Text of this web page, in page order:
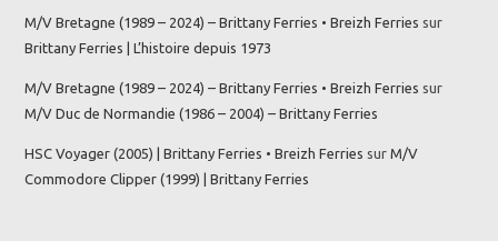
M/V Bretagne (1989 – 2024) – Brittany Ferries • Breizh Ferries sur
Brittany Ferries | L’histoire depuis 1973
M/V Bretagne (1989 – 2024) – Brittany Ferries • Breizh Ferries sur
M/V Duc de Normandie (1986 – 2004) – Brittany Ferries
HSC Voyager (2005) | Brittany Ferries • Breizh Ferries surM/V
Commodore Clipper (1999) | Brittany Ferries